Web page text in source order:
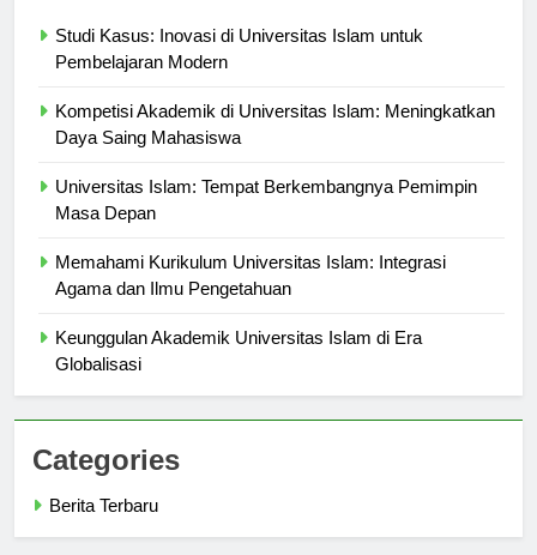
Studi Kasus: Inovasi di Universitas Islam untuk
Kompetisi Akademik di Universitas Islam: Meningkatkan
Universitas Islam: Tempat Berkembangnya Pemimpin
Memahami Kurikulum Universitas Islam: Integrasi
Keunggulan Akademik Universitas Islam di Era
Categories